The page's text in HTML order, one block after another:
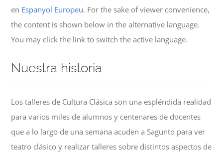
en Espanyol Europeu. For the sake of viewer convenience,
the content is shown below in the alternative language.
You may click the link to switch the active language.
Nuestra historia
Los talleres de Cultura Clásica son una espléndida realidad
para varios miles de alumnos y centenares de docentes
que a lo largo de una semana acuden a Sagunto para ver
teatro clásico y realizar talleres sobre distintos aspectos de